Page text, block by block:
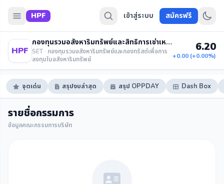
HPF เข้าสู่ระบบ สมัครฟรี
HPF
กองทุนรวมอสังหาริมทรัพย์และสิทธิการเช่าเหมราชอินดัสเตรียล
SET · กองทุนรวมอสังหาริมทรัพย์และกองทรัสต์เพื่อการ
ลงทุนในอสังหาริมทรัพย์
6.20
+0.00 (+0.00%)
จุดเด่น สรุปงบล่าสุด สรุป OPPDAY Dash Box
รายชื่อกรรมการ
ข้อมูลคณะกรรมการบริษัท